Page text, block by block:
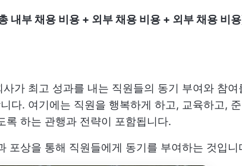
내부 채용 비용 + 외부 채용 비용 + 외부 채용 비
사가 최고 성과를 내는 직원들의 동기 부여와 참
다. 여기에는 직원을 행복하게 하고, 교육하고,
록 하는 관행과 전략이 포함됩니다.
포상을 통해 직원들에게 동기를 부여하는 것입니